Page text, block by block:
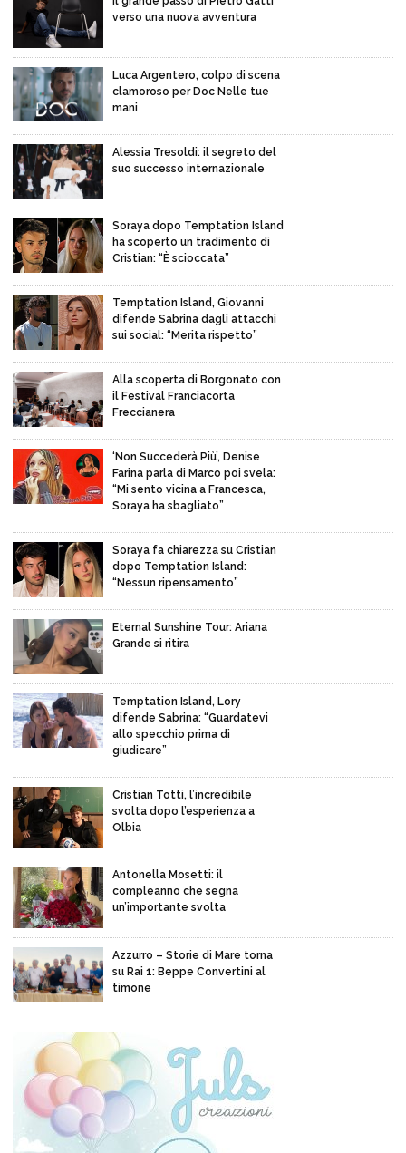
verso una nuova avventura
Luca Argentero, colpo di scena
clamoroso per Doc Nelle tue
mani
Alessia Tresoldi: il segreto del
suo successo internazionale
Soraya dopo Temptation Island
ha scoperto un tradimento di
Cristian: “È scioccata”
Temptation Island, Giovanni
difende Sabrina dagli attacchi
sui social: “Merita rispetto”
Alla scoperta di Borgonato con
il Festival Franciacorta
Freccianera
‘Non Succederà Più’, Denise
Farina parla di Marco poi svela:
“Mi sento vicina a Francesca,
Soraya ha sbagliato”
Soraya fa chiarezza su Cristian
dopo Temptation Island:
“Nessun ripensamento”
Eternal Sunshine Tour: Ariana
Grande si ritira
Temptation Island, Lory
difende Sabrina: “Guardatevi
allo specchio prima di
giudicare”
Cristian Totti, l’incredibile
svolta dopo l’esperienza a
Olbia
Antonella Mosetti: il
compleanno che segna
un’importante svolta
Azzurro – Storie di Mare torna
su Rai 1: Beppe Convertini al
timone